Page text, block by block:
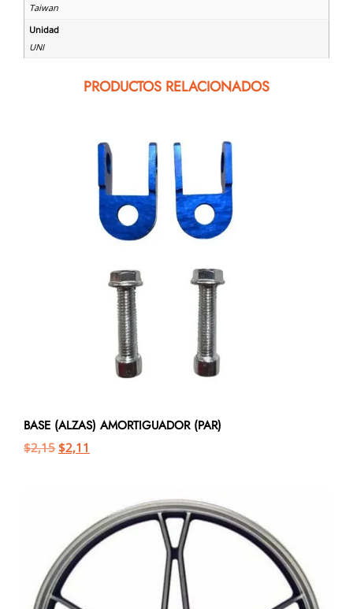
Taiwan
Unidad
UNI
PRODUCTOS RELACIONADOS
BASE (ALZAS) AMORTIGUADOR (PAR)
$2,15 $2,11